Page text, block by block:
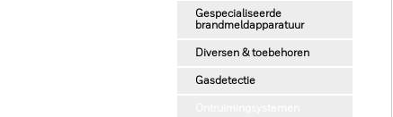
Gespecialiseerde
brandmeldapparatuur
Diversen & toebehoren
Gasdetectie